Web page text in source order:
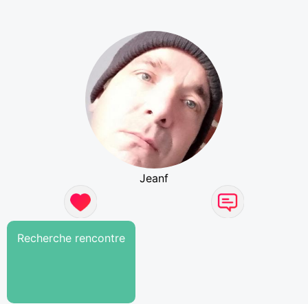
Jeanf
Recherche rencontre